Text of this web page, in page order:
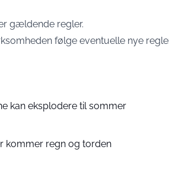
gældende regler.
følge eventuelle nye
kan eksplodere til sommer
kommer regn og torden